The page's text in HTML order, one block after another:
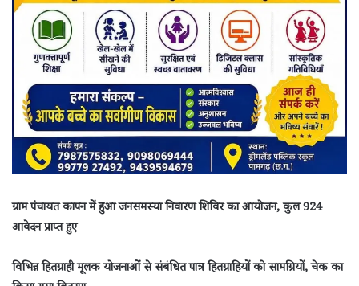
ग्राम पंचायत कापन में हुआ जनसमस्या निवारण शिविर का आयोजन, कुल 924
आवेदन प्राप्त हुए
विभिन्न हितग्राही मूलक योजनाओं से संबंधित पात्र हितग्राहियों को सामग्रियों, चेक का